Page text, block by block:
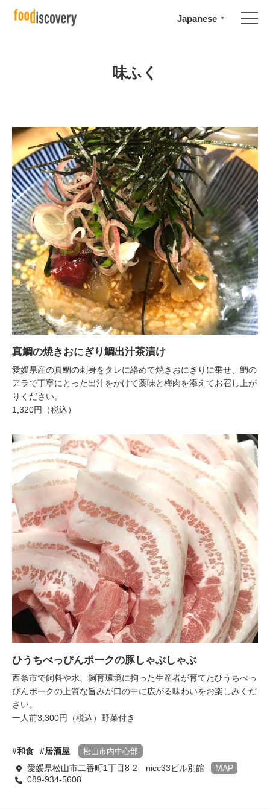
味ふく
真鯛の焼きおにぎり鯛出汁茶漬け
愛媛県産の真鯛の刺身をタレに絡めて焼きおにぎりに乗せ、鯛の
アラで丁寧にとった出汁をかけて薬味と梅肉を添えてお召し上が
りください。
1,320円（税込）
ひうちべっぴんポークの豚しゃぶしゃぶ
西条市で飼料や水、飼育環境に拘った生産者が育てたひうちべっ
ぴんポークの上質な旨みが口の中に広がる味わいをお楽しみくだ
さい。
一人前3,300円（税込）野菜付き
和食 居酒屋 松山市内中心部
愛媛県松山市二番町1丁目8-2 nicc33ビル別館
MAP
089-934-5608
Japanese ▼